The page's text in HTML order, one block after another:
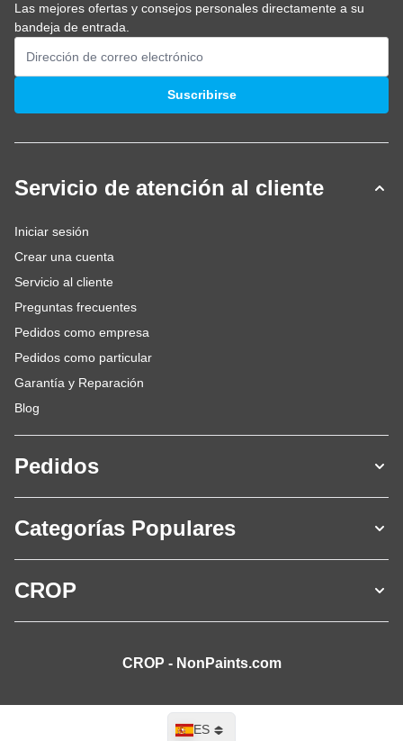
Las mejores ofertas y consejos personales directamente a su
bandeja de entrada.
Dirección de email
Suscribirse
Servicio de atención al cliente
Iniciar sesión
Crear una cuenta
Servicio al cliente
Preguntas frecuentes
Pedidos como empresa
Pedidos como particular
Garantía y Reparación
Blog
Pedidos
Categorías Populares
CROP
CROP - NonPaints.com
Lenguaje
ES